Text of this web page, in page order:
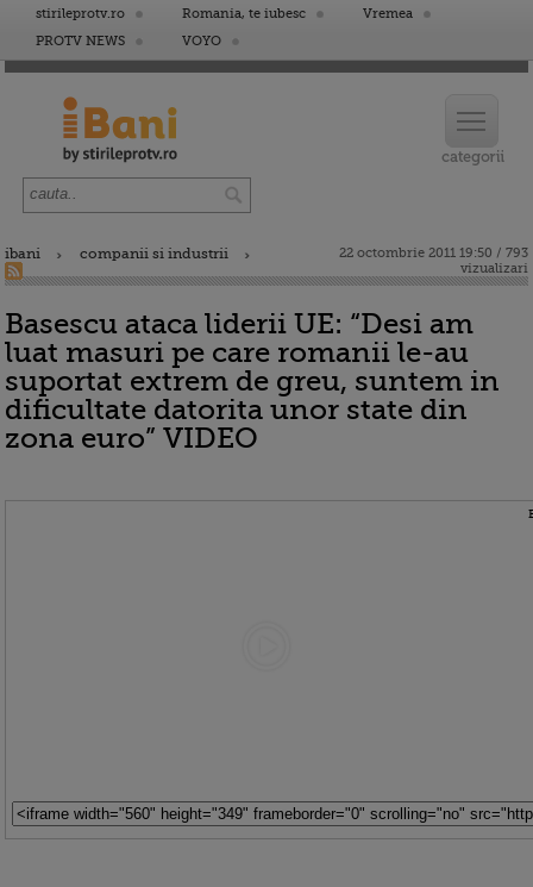
stirileprotv.ro Romania, te iubesc
Vremea
PROTV NEWS
VOYO
ibani companii si industrii
22 octombrie 2011 19:50 / 793
vizualizari
Basescu ataca liderii UE: “Desi am
luat masuri pe care romanii le-au
suportat extrem de greu, suntem in
dificultate datorita unor state din
zona euro” VIDEO